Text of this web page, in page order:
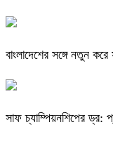
বাংলাদেশের সঙ্গে নতুন
সাফ চ্যাম্পিয়নশিপের ড্র: